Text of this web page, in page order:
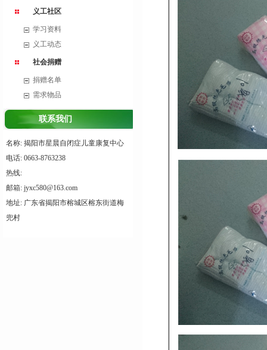
义工社区
学习资料
义工动态
社会捐赠
捐赠名单
需求物品
联系我们
名称: 揭阳市星晨自闭症儿童康复中心
电话: 0663-8763238
热线:
邮箱: jyxc580@163.com
地址: 广东省揭阳市榕城区榕东街道梅
兜村